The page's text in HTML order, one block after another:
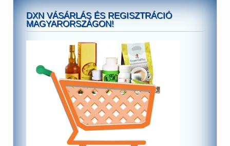
DXN VÁSÁRLÁS ÉS REGISZTRÁCIÓ
MAGYARORSZÁGON!